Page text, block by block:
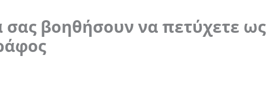
βοηθήσουν να πετύχετε ως